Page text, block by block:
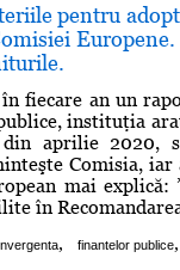
pentru
fiecare an un
instituţia
aprilie 2020,
Comisia, iar
mai explică:
în
, finantelor publice,